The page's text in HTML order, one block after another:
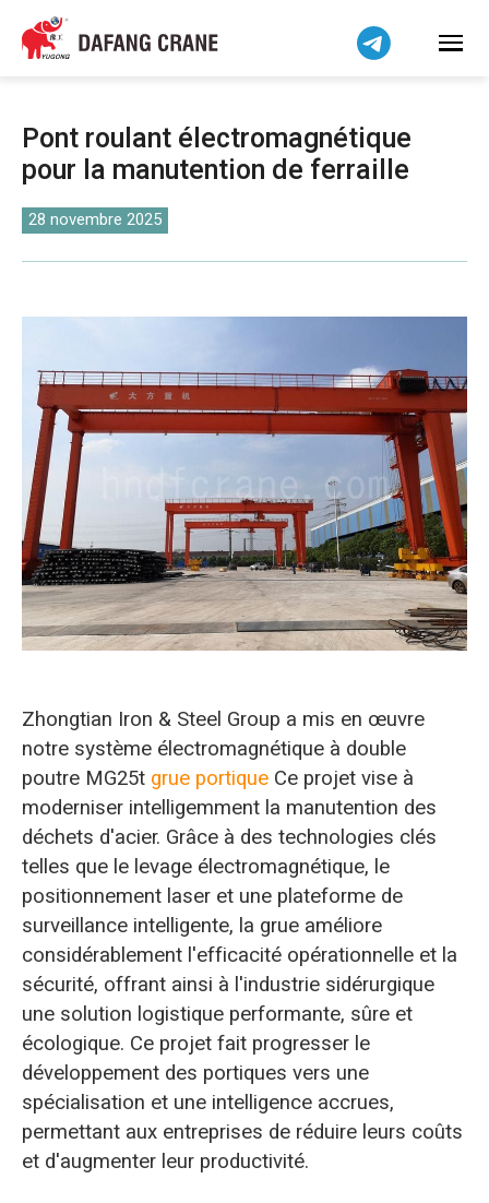
Pont roulant électromagnétique
pour la manutention de ferraille
28 novembre 2025
Zhongtian Iron & Steel Group a mis en œuvre
notre système électromagnétique à double
poutre MG25t grue portiqueCe projet vise à
moderniser intelligemment la manutention des
déchets d'acier. Grâce à des technologies clés
telles que le levage électromagnétique, le
positionnement laser et une plateforme de
surveillance intelligente, la grue améliore
considérablement l'efficacité opérationnelle et la
sécurité, offrant ainsi à l'industrie sidérurgique
une solution logistique performante, sûre et
écologique. Ce projet fait progresser le
développement des portiques vers une
spécialisation et une intelligence accrues,
permettant aux entreprises de réduire leurs coûts
et d'augmenter leur productivité.
Bahasa Indonesia
Bahasa Melayu
বাংলা
فارسی
Pilipino
اردو
Čeština
Kiswahili
Dansk
Norsk
O‘zbekcha